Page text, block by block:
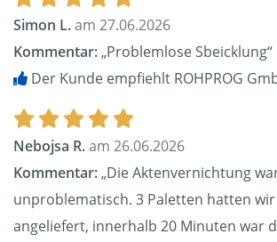
Simon L.am 27.06.2026
Kommentar:„Problemlose Sbeicklung“
Der Kunde empfiehlt ROHPROG
Nebojsa R.am 26.06.2026
Kommentar:„Die Aktenvernichtung
unproblematisch. 3 Paletten hatten
angeliefert, innerhalb 20 Minuten war